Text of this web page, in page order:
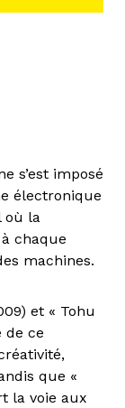
s’est imposé
électronique
où la
chaque
machines.
et « Tohu
de ce
que «
la voie aux